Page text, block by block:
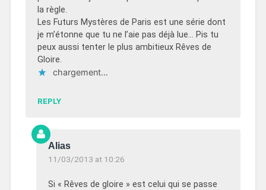
la règle.
Les Futurs Mystères de Paris est une série dont
je m’étonne que tu ne l’aie pas déjà lue… Pis tu
peux aussi tenter le plus ambitieux Rêves de
Gloire.
chargement…
REPLY
Alias
11/03/2013 at 10:26
Si « Rêves de gloire » est celui qui se passe